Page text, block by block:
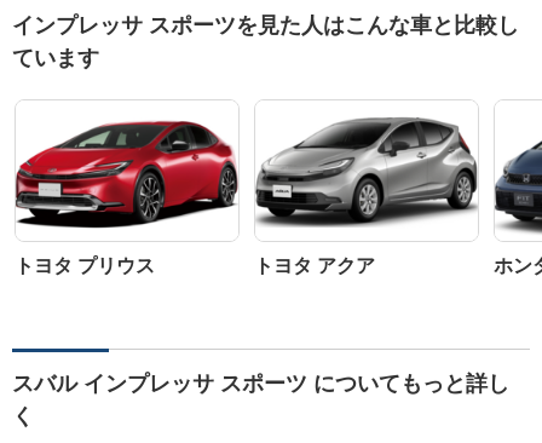
インプレッサ スポーツを見た人はこんな車と比較し
ています
トヨタ プリウス トヨタ アクア ホン
スバル インプレッサ スポーツ についてもっと詳し
く